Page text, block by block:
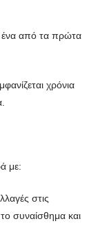
ένα από τα πρώτα
χρόνια
με:
στις
συναίσθημα και